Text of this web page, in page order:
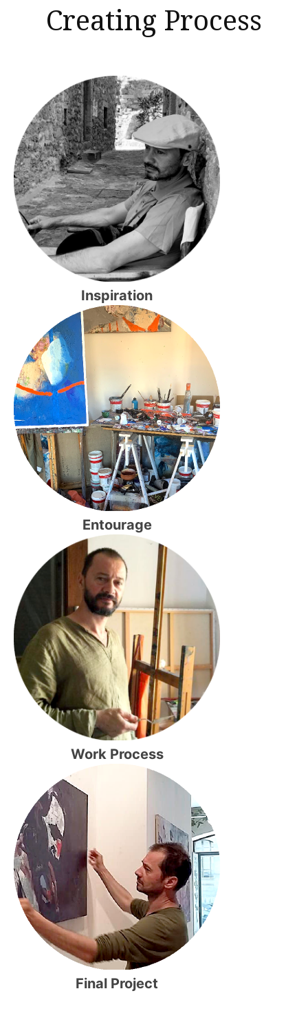
Creating Process
Inspiration
Entourage
Work Process
Final Project